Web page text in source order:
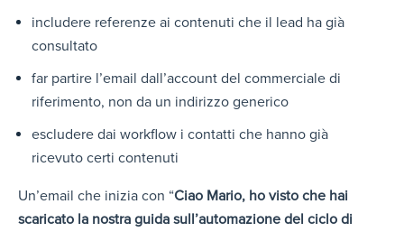
includere referenze ai contenuti che il lead ha già
consultato
far partire l’email dall’account del commerciale di
riferimento, non da un indirizzo generico
escludere dai workflow i contatti che hanno già
ricevuto certi contenuti
Un’email che inizia con “Ciao Mario, ho visto che hai
scaricato la nostra guida sull’automazione del ciclo di